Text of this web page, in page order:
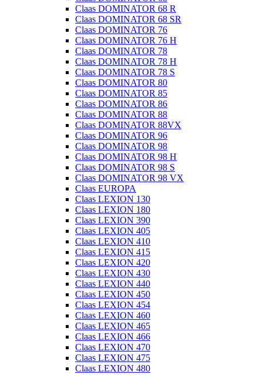
Claas DOMINATOR 68 R
Claas DOMINATOR 68 SR
Claas DOMINATOR 76
Claas DOMINATOR 76 H
Claas DOMINATOR 78
Claas DOMINATOR 78 H
Claas DOMINATOR 78 S
Claas DOMINATOR 80
Claas DOMINATOR 85
Claas DOMINATOR 86
Claas DOMINATOR 88
Claas DOMINATOR 88VX
Claas DOMINATOR 96
Claas DOMINATOR 98
Claas DOMINATOR 98 H
Claas DOMINATOR 98 S
Claas DOMINATOR 98 VX
Claas EUROPA
Claas LEXION 130
Claas LEXION 180
Claas LEXION 390
Claas LEXION 405
Claas LEXION 410
Claas LEXION 415
Claas LEXION 420
Claas LEXION 430
Claas LEXION 440
Claas LEXION 450
Claas LEXION 454
Claas LEXION 460
Claas LEXION 465
Claas LEXION 466
Claas LEXION 470
Claas LEXION 475
Claas LEXION 480